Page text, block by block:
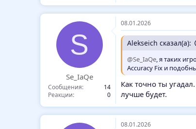
ц
и
S
Se_IaQe
Сообщения
14
Реакции
0
08.01.2026
Alekseich сказал(а):
@Se_IaQe, я таких
Accuracy Fix и
Как точно ты
лучше будет.
08.01.2026